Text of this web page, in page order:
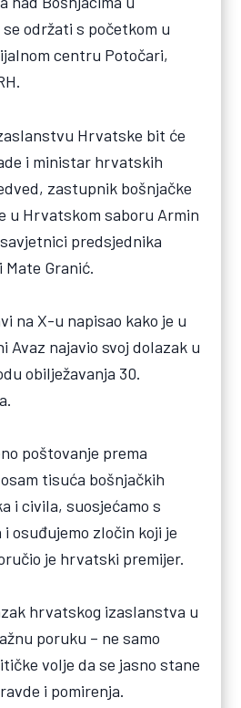
održati s početkom u
centru Potočari,
Hrvatske bit će
i ministar hrvatskih
zastupnik bošnjačke
u Hrvatskom saboru Armin
predsjednika
Granić.
na X-u napisao kako je u
Avaz najavio svoj dolazak u
obilježavanja 30.
poštovanje prema
tisuća bošnjačkih
i civila, suosjećamo s
osuđujemo zločin koji je
je hrvatski premijer.
hrvatskog izaslanstva u
poruku – ne samo
volje da se jasno stane
i pomirenja.